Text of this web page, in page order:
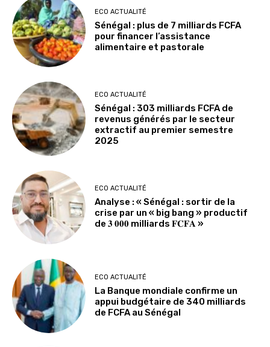
ECO ACTUALITÉ
Sénégal : plus de 7 milliards FCFA
pour financer l’assistance
alimentaire et pastorale
ECO ACTUALITÉ
Sénégal : 303 milliards FCFA de
revenus générés par le secteur
extractif au premier semestre
2025
ECO ACTUALITÉ
Analyse : « Sénégal : sortir de la
crise par un « big bang » productif
de 𝟑 𝟎𝟎𝟎 milliards 𝐅𝐂𝐅𝐀 »
ECO ACTUALITÉ
La Banque mondiale confirme un
appui budgétaire de 340 milliards
de FCFA au Sénégal